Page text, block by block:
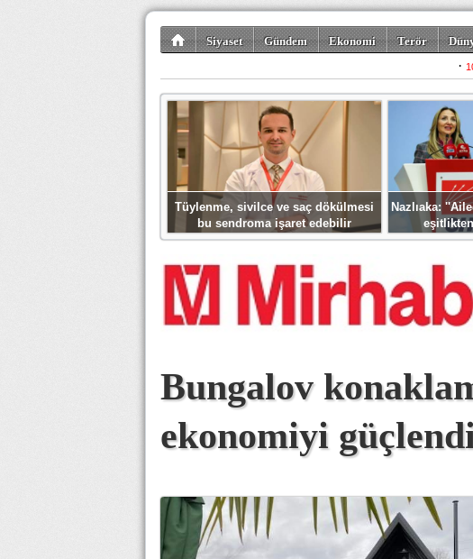
Siyaset Gündem Ekonomi Terör
Spor
Tüylenme, sivilce ve saç dökülmesi
bu sendroma işaret edebilir
Nazlıaka:
Bungalov
ekonomiyi